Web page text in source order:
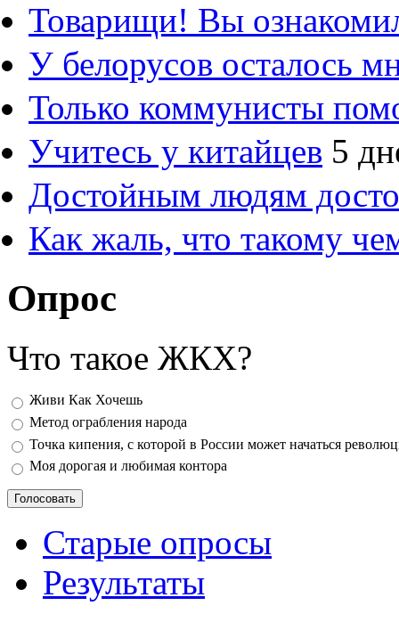
Товарищи! Вы
У белорусов осталось
Только коммунисты
Учитесь у китайцев 5
Достойным людям
Как жаль, что такому
Опрос
Что такое ЖКХ?
Варианты
Живи Как Хочешь
Метод ограбления народа
Точка кипения, с которой в России может начаться
Моя дорогая и любимая контора
Старые опросы
Результаты